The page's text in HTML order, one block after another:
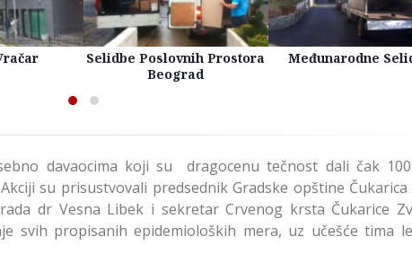
Selidbe Poslovnih Prostora
Beograd
Međunarodne
davaocima koji su dragocenu tečnost dali čak
su prisustvovali predsednik Gradske opštine Čukarica
dr Vesna Libek i sekretar Crvenog krsta Čukarice
svih propisanih epidemioloških mera, uz učešće tima